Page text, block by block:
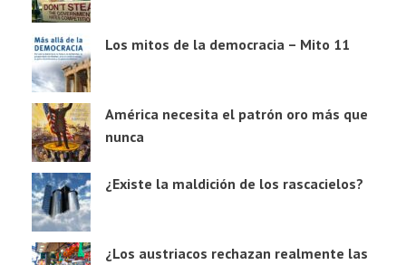
Los mitos de la democracia – Mito 11
América necesita el patrón oro más que
nunca
¿Existe la maldición de los rascacielos?
¿Los austriacos rechazan realmente las